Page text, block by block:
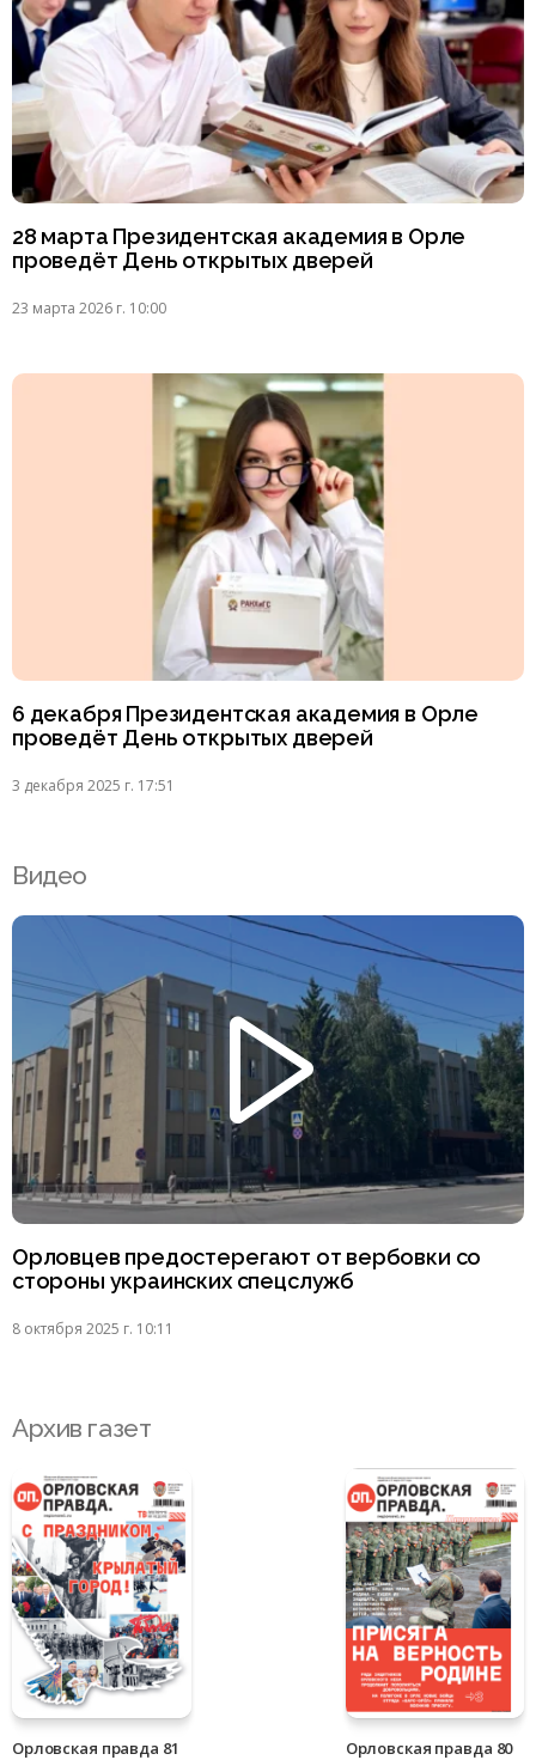
28 марта Президентская академия в Орле
проведёт День открытых дверей
23 марта 2026 г. 10:00
6 декабря Президентская академия в Орле
проведёт День открытых дверей
3 декабря 2025 г. 17:51
Видео
Орловцев предостерегают от вербовки со
стороны украинских спецслужб
8 октября 2025 г. 10:11
Архив газет
Орловская правда 81 Орловская правда 80